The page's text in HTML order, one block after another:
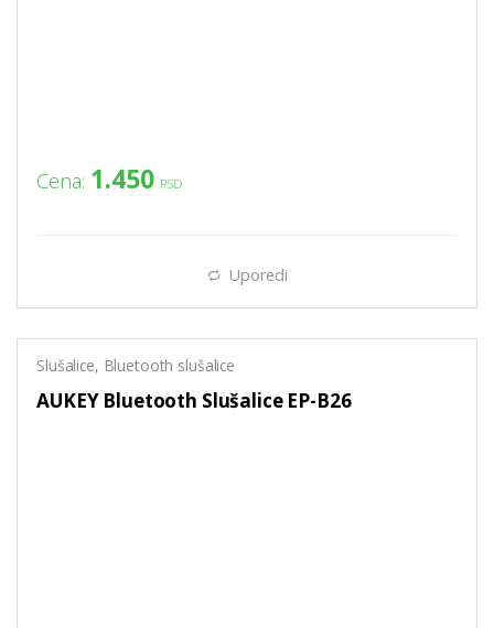
Cena: 1.450 RSD
Uporedi
Slušalice, Bluetooth slušalice
AUKEY Bluetooth Slušalice EP-B26